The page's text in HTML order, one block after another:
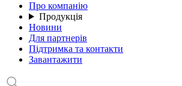
Про компанію
Продукція
Новини
Для партнерів
Підтримка та контакти
Завантажити